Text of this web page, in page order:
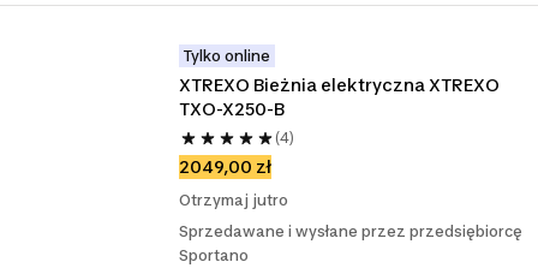
Tylko online
XTREXO Bieżnia elektryczna XTREXO
TXO-X250-B
(4)
2049,00 zł
Otrzymaj jutro
Sprzedawane i wysłane przez przedsiębiorcę
Sportano